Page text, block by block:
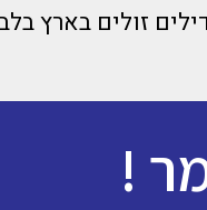
זולים בארץ
!